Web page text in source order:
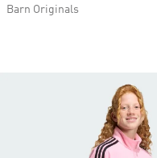
Barn Originals